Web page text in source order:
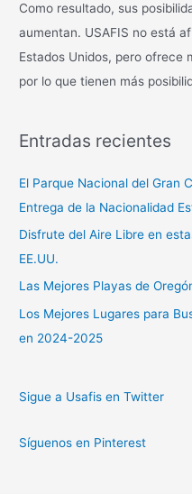
Como resultado, sus
aumentan. USAFIS no está
Estados Unidos, pero ofrece
por lo que tienen más
Entradas recientes
El Parque Nacional del Gran
Entrega de la Nacionalidad
Disfrute del Aire Libre en
EE.UU.
Las Mejores Playas de
Los Mejores Lugares para
en 2024-2025
Sigue a Usafis en Twitter
Síguenos en Pinterest